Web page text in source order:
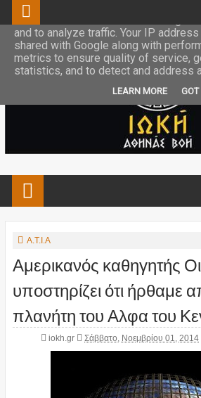
Α.Τ.Ι.Α
Αμερικανός καθηγητής
υποστηρίζει ότι ήρθαμε
πλανήτη του Αλφα του
iokh.gr Σάββατο, Νοεμβρίου 01, 2014
This site uses cookies from Google
and to analyze traffic. Your IP
shared with Google along with
metrics to ensure quality of service,
statistics, and to detect and address
LEARN MORE GOT